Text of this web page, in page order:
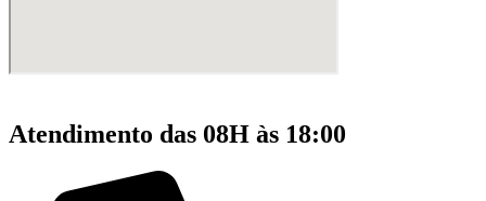
Atendimento das 08H às 18:00